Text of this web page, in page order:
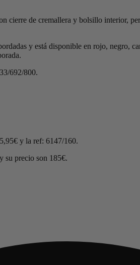
de cremallera y bolsillo interior,
y está disponible en rojo, negro,
692/800.
y la ref: 6147/160.
y su precio son 185€.